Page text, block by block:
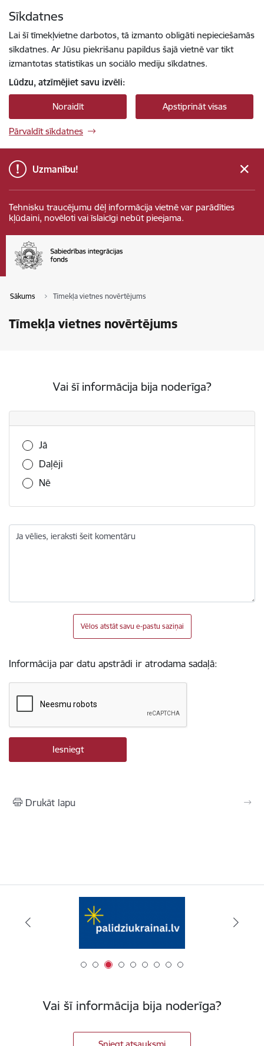
Sīkdatnes
Lai šī tīmekļvietne darbotos, tā izmanto obligāti nepieciešamās
sīkdatnes. Ar Jūsu piekrišanu papildus šajā vietnē var tikt
izmantotas statistikas un sociālo mediju sīkdatnes.
Lūdzu, atzīmējiet savu izvēli:
Noraidīt Apstiprināt visas
Pārvaldīt sīkdatnes
Uzmanību!
Tehnisku traucējumu dēļ informācija vietnē var parādīties
kļūdaini, novēloti vai īslaicīgi nebūt pieejama.
Sākums Tīmekļa vietnes novērtējums
Tīmekļa vietnes novērtējums
Vai šī informācija bija noderīga?
Vai šī informācija bija noderīga?
Jā
Daļēji
Nē
Ja vēlies, ieraksti šeit komentāru
Vēlos atstāt savu e-pastu saziņai
Informācija par datu apstrādi ir atrodama sadaļā:
Drukāt lapu
Vai šī informācija bija noderīga?